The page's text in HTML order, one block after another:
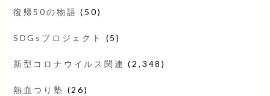
復帰50の物語 (50)
SDGsプロジェクト (5)
新型コロナウイルス関連 (2,348)
熱血つり塾 (26)